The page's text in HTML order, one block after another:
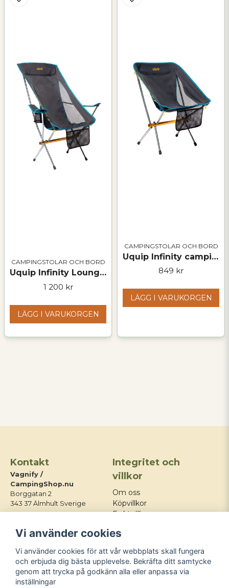
CAMPINGSTOLAR OCH BORD
Uquip Infinity Lounger – hopfällbar campingfåtölj
1 200 kr
LÄGG I VARUKORGEN
CAMPINGSTOLAR OCH BORD
Uquip Infinity campingstol – lätt, stark och kompakt
849 kr
LÄGG I VARUKORGEN
Kontakt
Vagnify /
CampingShop.nu
Borggatan 2
343 37 Älmhult Sverige
info@campingshop.nu
Integritet och
villkor
Om oss
Köpvillkor
Fraktvillkor
Mitt konto
Kontakt
Blogg
Följ oss
Vi använder cookies
Vi använder cookies för att vår webbplats skall fungera
och erbjuda dig bästa upplevelse. Bekräfta ditt samtycke
genom att trycka på godkänn alla eller anpassa via
inställningar